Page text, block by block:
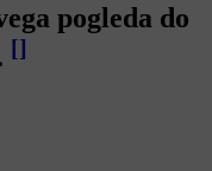
pogleda do
[]